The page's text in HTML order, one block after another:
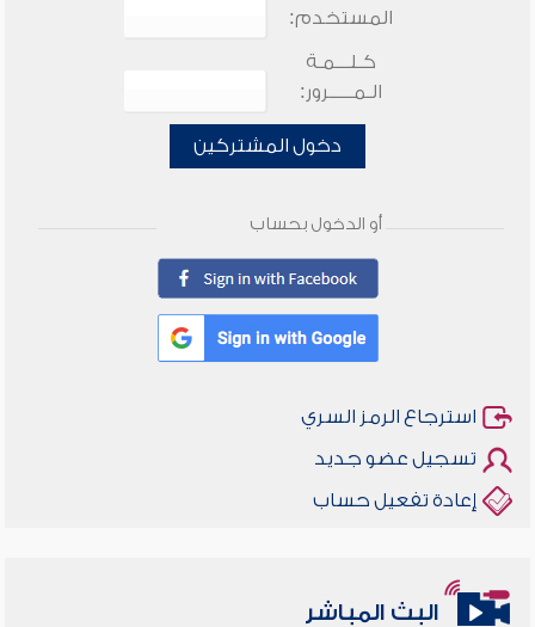
المستخدم:
كـلـــمـة
الـمـــــرور:
دخول المشتركين
أو الدخول بحساب
استرجاع الرمز السري
تسجيل عضو جديد
إعادة تفعيل حساب
البث المباشر